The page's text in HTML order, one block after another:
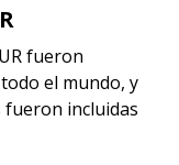
fueron
el mundo, y
fueron incluidas